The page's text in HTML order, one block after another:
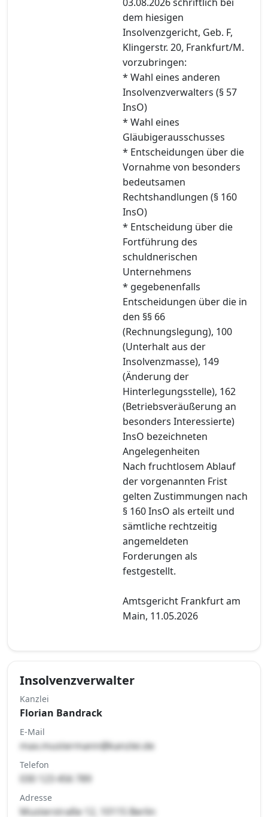
dem hiesigen
Insolvenzgericht, Geb. F,
Klingerstr. 20, Frankfurt/M.
vorzubringen:
* Wahl eines anderen
Insolvenzverwalters (§ 57
InsO)
* Wahl eines
Gläubigerausschusses
* Entscheidungen über die
Vornahme von besonders
bedeutsamen
Rechtshandlungen (§ 160
InsO)
* Entscheidung über die
Fortführung des
schuldnerischen
Unternehmens
* gegebenenfalls
Entscheidungen über die in
den §§ 66
(Rechnungslegung), 100
(Unterhalt aus der
Insolvenzmasse), 149
(Änderung der
Hinterlegungsstelle), 162
(Betriebsveräußerung an
besonders Interessierte)
InsO bezeichneten
Angelegenheiten
Nach fruchtlosem Ablauf
der vorgenannten Frist
gelten Zustimmungen nach
§ 160 InsO als erteilt und
sämtliche rechtzeitig
angemeldeten
Forderungen als
festgestellt.
Amtsgericht Frankfurt am
Main, 11.05.2026
Insolvenzverwalter
Kanzlei
Florian Bandrack
E-Mail
max.mustermann@kanzlei.de
Telefon
030 123 456 789
Adresse
Musterstraße 12, 10115 Berlin